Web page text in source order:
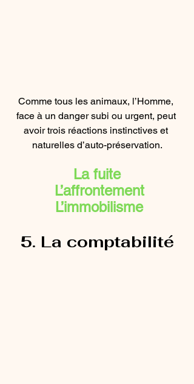
Comme tous les animaux, l’Homme,
face à un danger subi ou urgent, peut
avoir trois réactions instinctives et
naturelles d’auto-préservation.
La fuite
L’affrontement
L’immobilisme
5. La comptabilité